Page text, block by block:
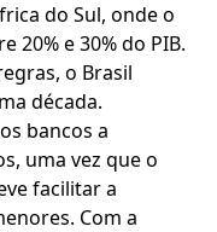
do Sul, onde o
e 30% do PIB.
o Brasil
década.
bancos a
uma vez que o
facilitar a
Com a